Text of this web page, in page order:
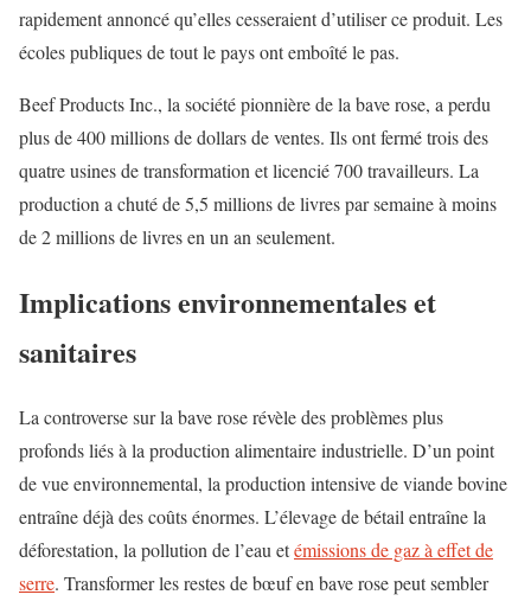
rapidement annoncé qu’elles cesseraient d’utiliser ce produit. Les
écoles publiques de tout le pays ont emboîté le pas.
Beef Products Inc., la société pionnière de la bave rose, a perdu
plus de 400 millions de dollars de ventes. Ils ont fermé trois des
quatre usines de transformation et licencié 700 travailleurs. La
production a chuté de 5,5 millions de livres par semaine à moins
de 2 millions de livres en un an seulement.
Implications environnementales et
sanitaires
La controverse sur la bave rose révèle des problèmes plus
profonds liés à la production alimentaire industrielle. D’un point
de vue environnemental, la production intensive de viande bovine
entraîne déjà des coûts énormes. L’élevage de bétail entraîne la
déforestation, la pollution de l’eau etémissions de gaz à effet de
serre. Transformer les restes de bœuf en bave rose peut sembler